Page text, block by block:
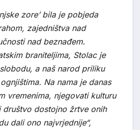
zore’ bila je pobjeda
zajedništva nad
nad beznađem.
braniteljima, Stolac je
a naš narod priliku
Na nama je danas
vremenima, njegovati kulturu
društvo dostojno žrtve onih
dali ono najvrjednije“,